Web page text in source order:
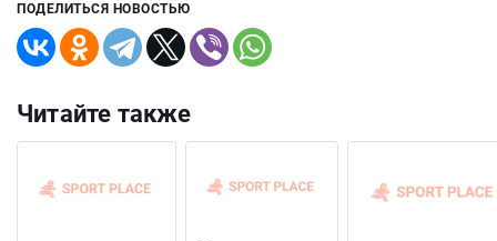
ПОДЕЛИТЬСЯ НОВОСТЬЮ
Читайте также